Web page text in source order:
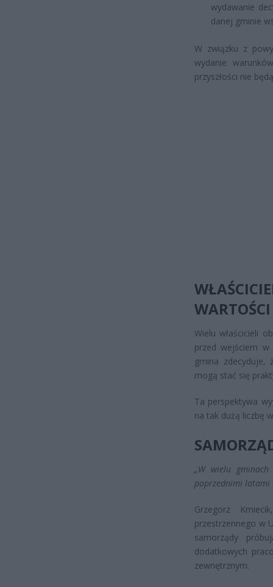
wydawanie
danej gminie
W związku z
wydanie
przyszłości nie
Wielu właścicieli
przed wejściem w
gmina zdecyduje,
mogą stać się
Ta perspektywa
na tak dużą liczbę
„W wielu
poprzednimi latami
Grzegorz
przestrzennego w
samorządy
dodatkowych
zewnętrznym.